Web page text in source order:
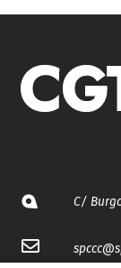
C/
spccc@